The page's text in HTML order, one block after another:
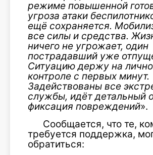
режиме повышенной
угроза атаки
ещё сохраняется.
все силы и средства.
ничего не угрожает, один
пострадавший уже
Ситуацию держу на
контроле с первых минут.
Задействованы все
службы, идёт детальный
фиксация повреждений».
Сообщается, что те,
требуется поддержка,
обратиться: